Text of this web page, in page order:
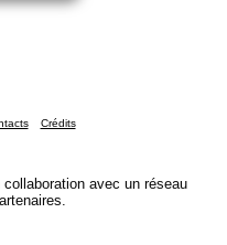
Crédits
avec un réseau